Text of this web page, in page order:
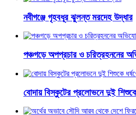
নবীগঞ্জে গৃহবধূর ঝুলন্ত মরদেহ উদ্ধার
পঞ্চগড়ে অপপ্রচার ও চরিত্রহননের
বোদায় বিস্কুটের প্রলোভনে দুই